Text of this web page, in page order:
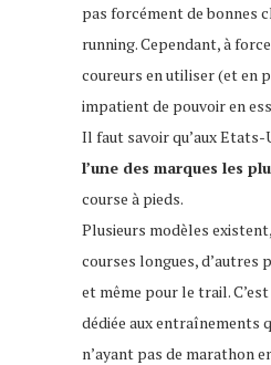
pas forcément de bonnes
running. Cependant, à
coureurs en utiliser (et en
impatient de pouvoir en
Il faut savoir qu’aux Etats-
l’une des marques les
course à pieds.
Plusieurs modèles
courses longues, d’autres
et même pour le trail.
dédiée aux entraînements
n’ayant pas de marathon